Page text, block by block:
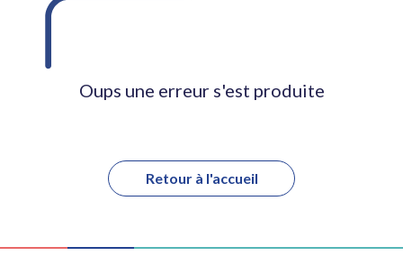
Oups une erreur s'est produite
Retour à l'accueil